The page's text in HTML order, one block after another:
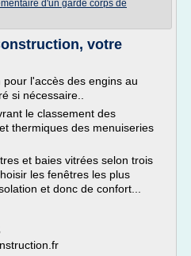
d'un garde corps de
votre
l'accès des engins au
si nécessaire..
le classement des
thermiques des menuiseries
et baies vitrées selon trois
les fenêtres les plus
et donc de confort...